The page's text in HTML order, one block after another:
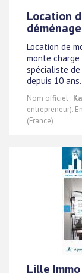
Location
Location de
monte
spécialiste
depuis 10 ans.
Nom officiel :
entrepreneur).
(France)
Lille